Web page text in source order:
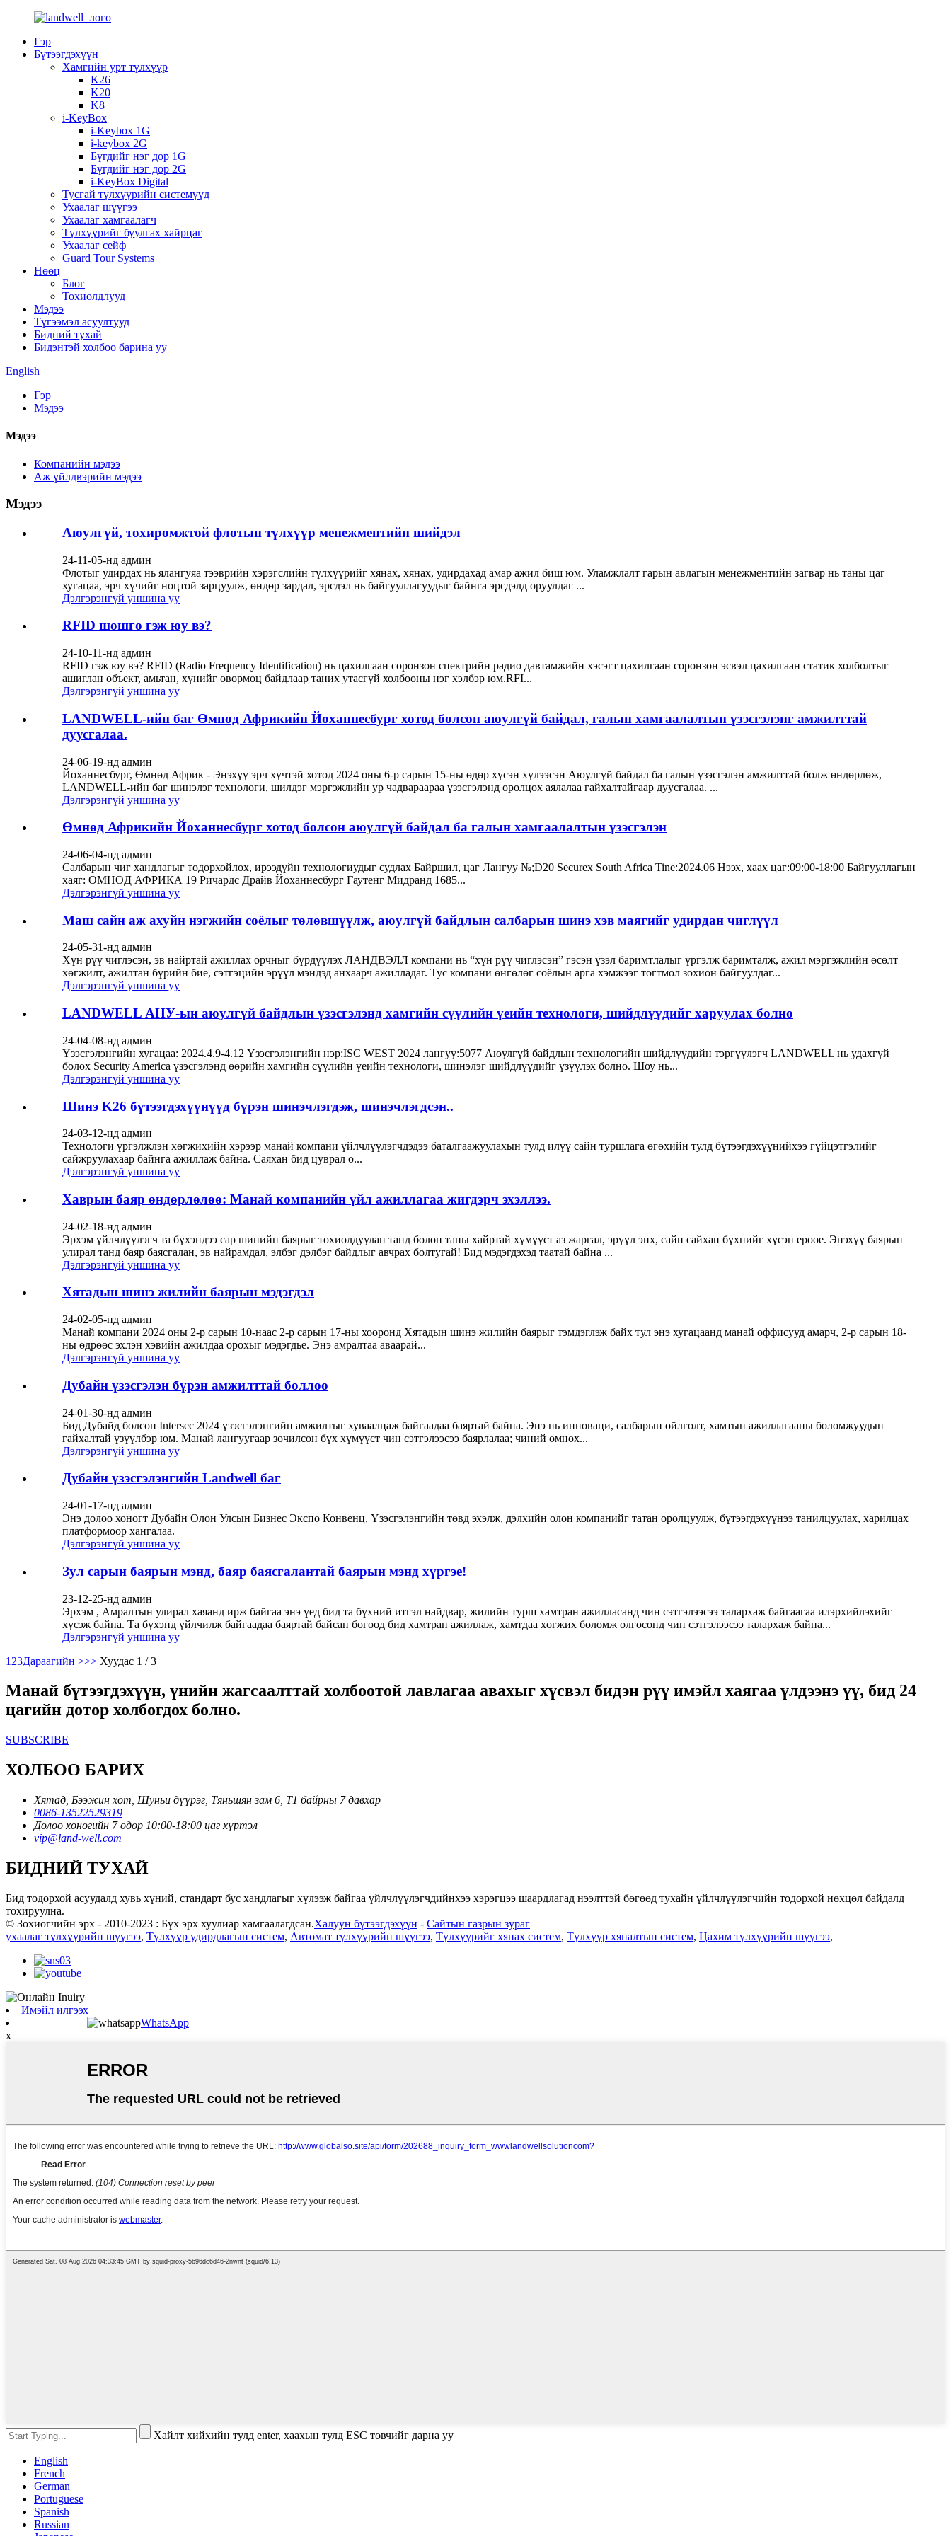
Гэр
Бүтээгдэхүүн
Хамгийн урт түлхүүр
K26
K20
K8
i-KeyBox
i-Keybox 1G
i-keybox 2G
Бүгдийг нэг дор 1G
Бүгдийг нэг дор 2G
i-KeyBox Digital
Тусгай түлхүүрийн системүүд
Ухаалаг шүүгээ
Ухаалаг хамгаалагч
Түлхүүрийг буулгах хайрцаг
Ухаалаг сейф
Guard Tour Systems
Нөөц
Блог
Тохиолдлууд
Мэдээ
Түгээмэл асуултууд
Бидний тухай
Бидэнтэй холбоо барина уу
English
Гэр
Мэдээ
Мэдээ
Компанийн мэдээ
Аж үйлдвэрийн мэдээ
Мэдээ
Аюулгүй, тохиромжтой флотын түлхүүр менежментийн шийдэл
24-11-05-нд админ
Флотыг удирдах нь ялангуяа тээврийн хэрэгслийн түлхүүрийг хянах, хянах, удирдахад амар ажил биш юм. Уламжлалт гарын авлагын менежментийн загвар нь таны цаг
хугацаа, эрч хүчийг ноцтой зарцуулж, өндөр зардал, эрсдэл нь байгууллагуудыг байнга эрсдэлд оруулдаг ...
Дэлгэрэнгүй уншина уу
RFID шошго гэж юу вэ?
24-10-11-нд админ
RFID гэж юу вэ? RFID (Radio Frequency Identification) нь цахилгаан соронзон спектрийн радио давтамжийн хэсэгт цахилгаан соронзон эсвэл цахилгаан статик холболтыг
ашиглан объект, амьтан, хүнийг өвөрмөц байдлаар таних утасгүй холбооны нэг хэлбэр юм.RFI...
Дэлгэрэнгүй уншина уу
LANDWELL-ийн баг Өмнөд Африкийн Йоханнесбург хотод болсон аюулгүй байдал, галын хамгаалалтын үзэсгэлэнг амжилттай
дуусгалаа.
24-06-19-нд админ
Йоханнесбург, Өмнөд Африк - Энэхүү эрч хүчтэй хотод 2024 оны 6-р сарын 15-ны өдөр хүсэн хүлээсэн Аюулгүй байдал ба галын үзэсгэлэн амжилттай болж өндөрлөж,
LANDWELL-ийн баг шинэлэг технологи, шилдэг мэргэжлийн ур чадвараараа үзэсгэлэнд оролцох аялалаа гайхалтайгаар дуусгалаа. ...
Дэлгэрэнгүй уншина уу
Өмнөд Африкийн Йоханнесбург хотод болсон аюулгүй байдал ба галын хамгаалалтын үзэсгэлэн
24-06-04-нд админ
Салбарын чиг хандлагыг тодорхойлох, ирээдүйн технологиудыг судлах Байршил, цаг Лангуу №;D20 Securex South Africa Tine:2024.06 Нээх, хаах цаг:09:00-18:00 Байгууллагын
хаяг: ӨМНӨД АФРИКА 19 Ричардс Драйв Йоханнесбург Гаутенг Мидранд 1685...
Дэлгэрэнгүй уншина уу
Маш сайн аж ахуйн нэгжийн соёлыг төлөвшүүлж, аюулгүй байдлын салбарын шинэ хэв маягийг удирдан чиглүүл
24-05-31-нд админ
Хүн рүү чиглэсэн, эв найртай ажиллах орчныг бүрдүүлэх ЛАНДВЭЛЛ компани нь “хүн рүү чиглэсэн” гэсэн үзэл баримтлалыг үргэлж баримталж, ажил мэргэжлийн өсөлт
хөгжилт, ажилтан бүрийн бие, сэтгэцийн эрүүл мэндэд анхаарч ажилладаг. Тус компани өнгөлөг соёлын арга хэмжээг тогтмол зохион байгуулдаг...
Дэлгэрэнгүй уншина уу
LANDWELL АНУ-ын аюулгүй байдлын үзэсгэлэнд хамгийн сүүлийн үеийн технологи, шийдлүүдийг харуулах болно
24-04-08-нд админ
Үзэсгэлэнгийн хугацаа: 2024.4.9-4.12 Үзэсгэлэнгийн нэр:ISC WEST 2024 лангуу:5077 Аюулгүй байдлын технологийн шийдлүүдийн тэргүүлэгч LANDWELL нь удахгүй
болох Security America үзэсгэлэнд өөрийн хамгийн сүүлийн үеийн технологи, шинэлэг шийдлүүдийг үзүүлэх болно. Шоу нь...
Дэлгэрэнгүй уншина уу
Шинэ K26 бүтээгдэхүүнүүд бүрэн шинэчлэгдэж, шинэчлэгдсэн..
24-03-12-нд админ
Технологи үргэлжлэн хөгжихийн хэрээр манай компани үйлчлүүлэгчдэдээ баталгаажуулахын тулд илүү сайн туршлага өгөхийн тулд бүтээгдэхүүнийхээ гүйцэтгэлийг
сайжруулахаар байнга ажиллаж байна. Саяхан бид цуврал o...
Дэлгэрэнгүй уншина уу
Хаврын баяр өндөрлөлөө: Манай компанийн үйл ажиллагаа жигдэрч эхэллээ.
24-02-18-нд админ
Эрхэм үйлчлүүлэгч та бүхэндээ сар шинийн баярыг тохиолдуулан танд болон таны хайртай хүмүүст аз жаргал, эрүүл энх, сайн сайхан бүхнийг хүсэн ерөөе. Энэхүү баярын
улирал танд баяр баясгалан, эв найрамдал, элбэг дэлбэг байдлыг авчрах болтугай! Бид мэдэгдэхэд таатай байна ...
Дэлгэрэнгүй уншина уу
Хятадын шинэ жилийн баярын мэдэгдэл
24-02-05-нд админ
Манай компани 2024 оны 2-р сарын 10-наас 2-р сарын 17-ны хооронд Хятадын шинэ жилийн баярыг тэмдэглэж байх тул энэ хугацаанд манай оффисууд амарч, 2-р сарын 18-
ны өдрөөс эхлэн хэвийн ажилдаа орохыг мэдэгдье. Энэ амралтаа аваарай...
Дэлгэрэнгүй уншина уу
Дубайн үзэсгэлэн бүрэн амжилттай боллоо
24-01-30-нд админ
Бид Дубайд болсон Intersec 2024 үзэсгэлэнгийн амжилтыг хуваалцаж байгаадаа баяртай байна. Энэ нь инноваци, салбарын ойлголт, хамтын ажиллагааны боломжуудын
гайхалтай үзүүлбэр юм. Манай лангуугаар зочилсон бүх хүмүүст чин сэтгэлээсээ баярлалаа; чиний өмнөх...
Дэлгэрэнгүй уншина уу
Дубайн үзэсгэлэнгийн Landwell баг
24-01-17-нд админ
Энэ долоо хоногт Дубайн Олон Улсын Бизнес Экспо Конвенц, Үзэсгэлэнгийн төвд эхэлж, дэлхийн олон компанийг татан оролцуулж, бүтээгдэхүүнээ танилцуулах, харилцах
платформоор хангалаа.
Дэлгэрэнгүй уншина уу
Зул сарын баярын мэнд, баяр баясгалантай баярын мэнд хүргэе!
23-12-25-нд админ
Эрхэм , Амралтын улирал хаяанд ирж байгаа энэ үед бид та бүхний итгэл найдвар, жилийн турш хамтран ажилласанд чин сэтгэлээсээ талархаж байгаагаа илэрхийлэхийг
хүсэж байна. Та бүхэнд үйлчилж байгаадаа баяртай байсан бөгөөд бид хамтран ажиллаж, хамтдаа хөгжих боломж олгосонд чин сэтгэлээсээ талархаж байна...
Дэлгэрэнгүй уншина уу
1 23Дараагийн >>> Хуудас 1 / 3
Манай бүтээгдэхүүн, үнийн жагсаалттай холбоотой лавлагаа авахыг хүсвэл бидэн рүү имэйл хаягаа үлдээнэ үү, бид 24
цагийн дотор холбогдох болно.
SUBSCRIBE
ХОЛБОО БАРИХ
Хятад, Бээжин хот, Шуньи дүүрэг, Тяньшян зам 6, Т1 байрны 7 давхар
0086-13522529319
Долоо хоногийн 7 өдөр 10:00-18:00 цаг хүртэл
vip@land-well.com
БИДНИЙ ТУХАЙ
Бид тодорхой асуудалд хувь хүний, стандарт бус хандлагыг хүлээж байгаа үйлчлүүлэгчдийнхээ хэрэгцээ шаардлагад нээлттэй бөгөөд тухайн үйлчлүүлэгчийн тодорхой нөхцөл байдалд
тохируулна.
© Зохиогчийн эрх - 2010-2023 : Бүх эрх хуулиар хамгаалагдсан.Халуун бүтээгдэхүүн - Сайтын газрын зураг
ухаалаг түлхүүрийн шүүгээ, Түлхүүр удирдлагын систем, Автомат түлхүүрийн шүүгээ, Түлхүүрийг хянах систем, Түлхүүр хяналтын систем, Цахим түлхүүрийн шүүгээ,
Имэйл илгээх
WhatsApp
x
Хайлт хийхийн тулд enter, хаахын тулд ESC товчийг дарна уу
English
French
German
Portuguese
Spanish
Russian